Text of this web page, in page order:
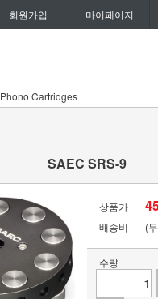
회원가입 마이페이지
Phono Cartridges
SAEC SRS-9
상품가
배송비
(
수량